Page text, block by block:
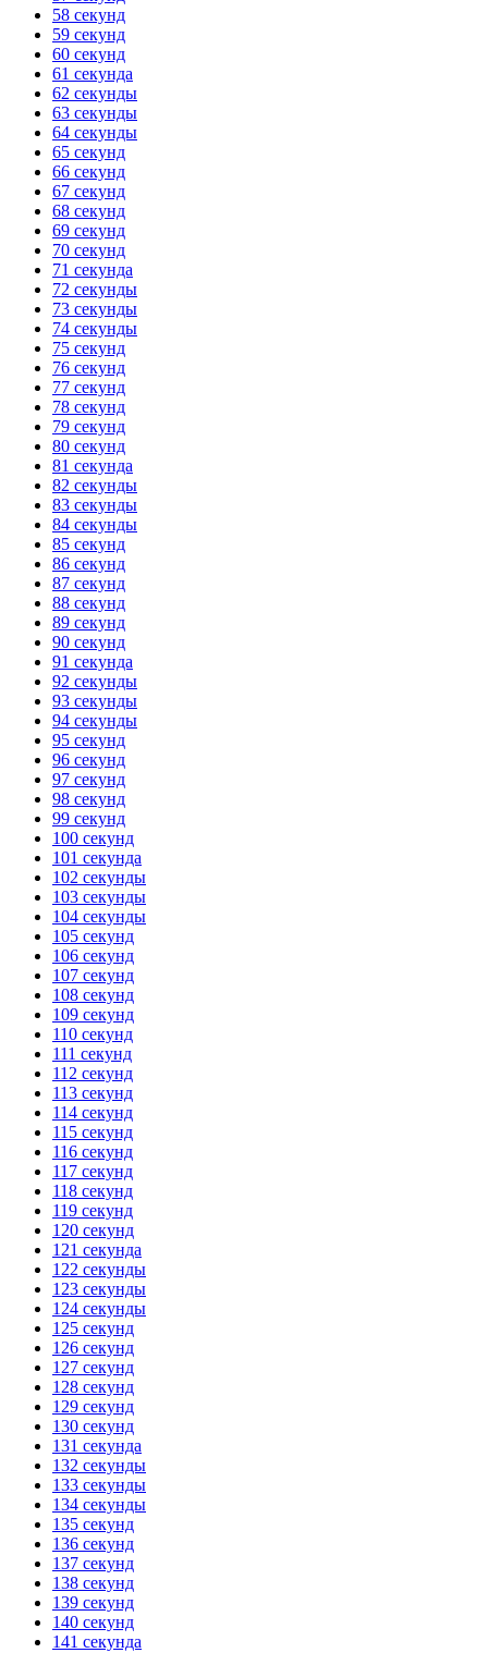
58 секунд
59 секунд
60 секунд
61 секунда
62 секунды
63 секунды
64 секунды
65 секунд
66 секунд
67 секунд
68 секунд
69 секунд
70 секунд
71 секунда
72 секунды
73 секунды
74 секунды
75 секунд
76 секунд
77 секунд
78 секунд
79 секунд
80 секунд
81 секунда
82 секунды
83 секунды
84 секунды
85 секунд
86 секунд
87 секунд
88 секунд
89 секунд
90 секунд
91 секунда
92 секунды
93 секунды
94 секунды
95 секунд
96 секунд
97 секунд
98 секунд
99 секунд
100 секунд
101 секунда
102 секунды
103 секунды
104 секунды
105 секунд
106 секунд
107 секунд
108 секунд
109 секунд
110 секунд
111 секунд
112 секунд
113 секунд
114 секунд
115 секунд
116 секунд
117 секунд
118 секунд
119 секунд
120 секунд
121 секунда
122 секунды
123 секунды
124 секунды
125 секунд
126 секунд
127 секунд
128 секунд
129 секунд
130 секунд
131 секунда
132 секунды
133 секунды
134 секунды
135 секунд
136 секунд
137 секунд
138 секунд
139 секунд
140 секунд
141 секунда